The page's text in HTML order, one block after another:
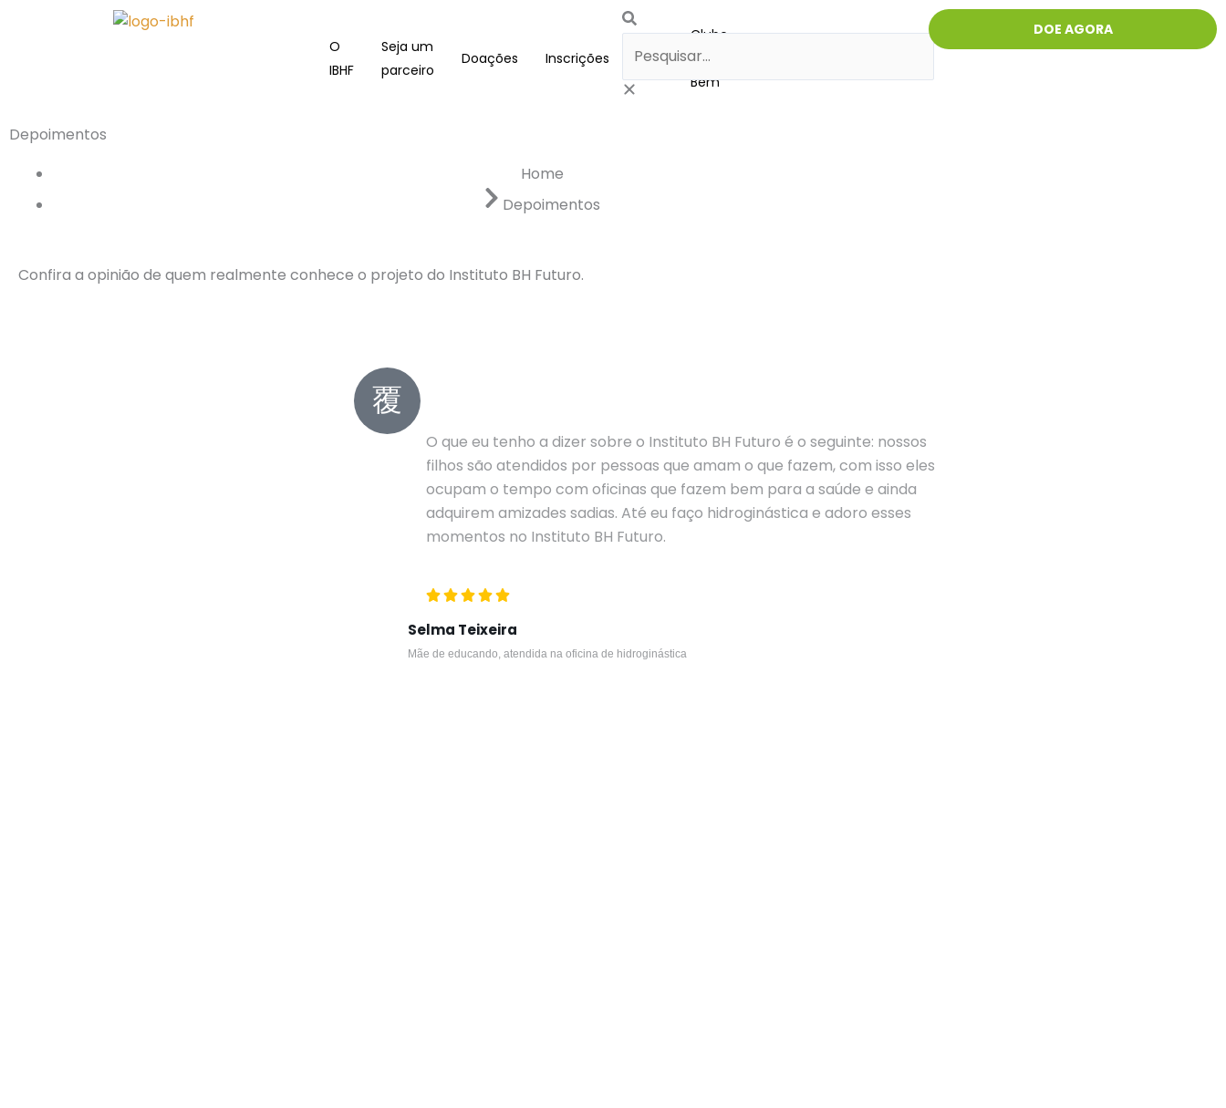
O
IBHF
Seja um
parceiro
Doações Inscrições Blog
Clube
do
Bem
Pesquisar DOE AGORA
Depoimentos
Home
Depoimentos
Confira a opinião de quem realmente conhece o projeto do Instituto BH Futuro.
O que eu tenho a dizer sobre o Instituto BH Futuro é o seguinte: nossos
filhos são atendidos por pessoas que amam o que fazem, com isso eles
ocupam o tempo com oficinas que fazem bem para a saúde e ainda
adquirem amizades sadias. Até eu faço hidroginástica e adoro esses
momentos no Instituto BH Futuro.
Selma Teixeira
Mãe de educando, atendida na oficina de hidroginástica